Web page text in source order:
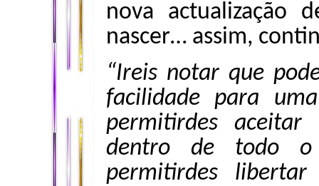
nova actualização
nascer… assim,
“Ireis notar que
facilidade para
permitirdes aceitar
dentro de todo o
permitirdes